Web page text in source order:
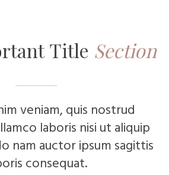
Title Section
veniam, quis nostrud
laboris nisi ut aliquip
nam auctor ipsum sagittis
consequat.